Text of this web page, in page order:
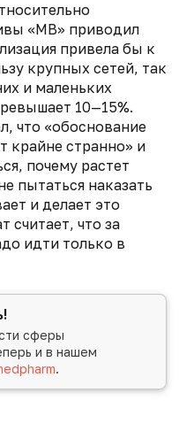
«МВ» приводил
привела бы к
крупных сетей, так
и маленьких
10—15%.
что «обоснование
крайне странно» и
почему растет
пытаться наказать
и делает это
считает, что за
идти только в
сферы
и в нашем
.